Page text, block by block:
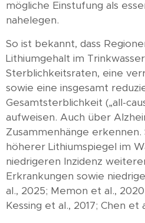
mögliche Einstufung als
nahelegen.
So ist bekannt, dass
Lithiumgehalt im
Sterblichkeitsraten, eine
sowie eine insgesamt
Gesamtsterblichkeit („all-
aufweisen. Auch über
Zusammenhänge
höherer Lithiumspiegel im
niedrigeren Inzidenz
Erkrankungen sowie
al., 2025; Memon et al.,
Kessing et al., 2017; Chen et